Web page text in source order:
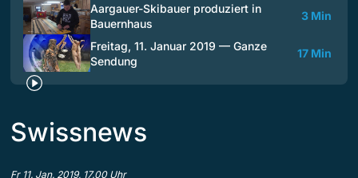
Aargauer-Skibauer produziert in
Bauernhaus
3 Min
Freitag, 11. Januar 2019 — Ganze
Sendung
17 Min
Swissnews
Fr 11. Jan. 2019, 17.00 Uhr